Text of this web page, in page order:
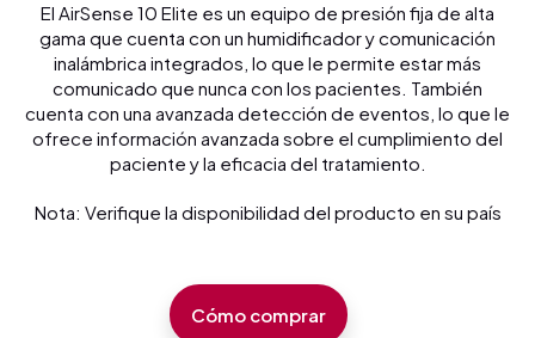
El AirSense 10 Elite es un equipo de presión fija de alta
gama que cuenta con un humidificador y comunicación
inalámbrica integrados, lo que le permite estar más
comunicado que nunca con los pacientes. También
cuenta con una avanzada detección de eventos, lo que le
ofrece información avanzada sobre el cumplimiento del
paciente y la eficacia del tratamiento.
Nota: Verifique la disponibilidad del producto en su país
Cómo comprar